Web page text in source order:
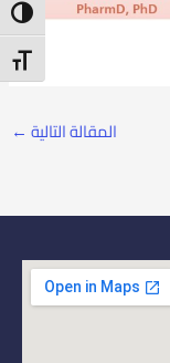
المقالة التالية ←